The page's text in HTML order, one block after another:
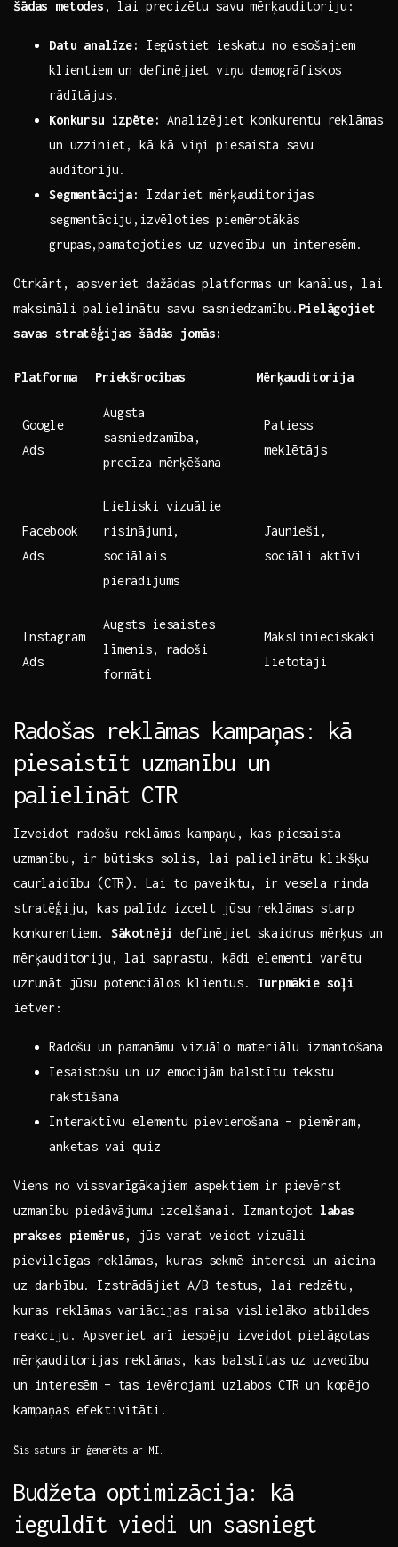
šādas metodes , ⁤lai‍ precizētu‌ savu mērķauditoriju:
Datu analīze:
Iegūstiet ieskatu‍ no esošajiem
klientiem un definējiet viņu demogrāfiskos
rādītājus.
Konkursu izpēte: Analizējiet konkurentu reklāmas
un uzziniet, kā kā viņi piesaista savu
auditoriju.
Segmentācija:
Izdariet mērķauditorijas
segmentāciju,izvēloties piemērotākās
grupas,pamatojoties uz uzvedību un interesēm.
Otrkārt, apsveriet dažādas platformas un kanālus,⁣ lai
maksimāli palielinātu ​savu⁢ sasniedzamību. Pielāgojiet
savas stratēģijas šādās jomās:
Platforma Priekšrocības Mērķauditorija
Google⁣
Ads
Augsta‌
sasniedzamība,
precīza mērķēšana
Patiess
meklētājs
Facebook
Ads
Lieliski vizuālie⁤
risinājumi,
sociālais
pierādījums
Jaunieši,
sociāli aktīvi
Instagram
Ads
Augsts iesaistes
līmenis, radoši⁤
formāti
Mākslinieciskāki
lietotāji
Radošas ​reklāmas kampaņas: ⁤kā
piesaistīt uzmanību ​un
palielināt CTR
Izveidot radošu reklāmas kampaņu, kas piesaista
uzmanību, ir būtisks solis, lai ‌palielinātu klikšķu‌
caurlaidību⁣ (CTR).⁢ Lai to paveiktu, ir vesela rinda
stratēģiju, kas palīdz izcelt jūsu reklāmas starp
konkurentiem. Sākotnēji definējiet skaidrus mērķus⁣ un
mērķauditoriju,⁣ lai ⁢saprastu, kādi elementi varētu
uzrunāt⁤ jūsu potenciālos klientus. Turpmākie​ soļi
ietver:
Radošu un ​pamanāmu ‌vizuālo materiālu izmantošana
Iesaistošu un uz emocijām balstītu⁢ tekstu
rakstīšana
Interaktīvu elementu⁣ pievienošana – piemēram,
anketas vai quiz
Viens no ‍vissvarīgākajiem aspektiem ir pievērst‌
uzmanību⁣ piedāvājumu izcelšanai. Izmantojot labas
prakses piemērus, jūs varat veidot vizuāli
pievilcīgas reklāmas, kuras‌ sekmē interesi un aicina
uz darbību. Izstrādājiet A/B ⁢testus, lai ⁣redzētu,
kuras reklāmas⁣ variācijas‍ raisa vislielāko atbildes
reakciju. Apsveriet arī‍ iespēju izveidot pielāgotas
mērķauditorijas⁢ reklāmas, kas balstītas uz ​uzvedību
un interesēm – tas ​ievērojami uzlabos CTR un‌ kopējo
kampaņas efektivitāti.
Šis saturs ir ģenerēts ar MI.
Budžeta​ optimizācija: kā
ieguldīt viedi un sasniegt